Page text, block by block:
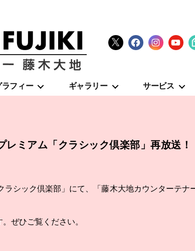
X FacebookInstagram
ラフィー ギャラリー サービス
ミアム「クラシック倶楽部」再放送！
シック倶楽部」にて、「藤木大地カウンターテナ
ぜひご覧ください。